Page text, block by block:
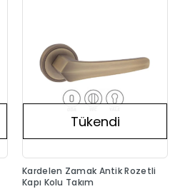
Tükendi
Kardelen Zamak Antik Rozetli
Kapı Kolu Takım